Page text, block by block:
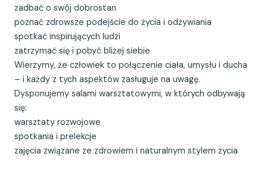
zadbać o swój dobrostan
poznać zdrowsze podejście do życia i odżywiania
spotkać inspirujących ludzi
zatrzymać się i pobyć bliżej siebie
Wierzymy, że człowiek to połączenie ciała, umysłu i ducha
– i każdy z tych aspektów zasługuje na uwagę.
Dysponujemy salami warsztatowymi, w których odbywają
się:
warsztaty rozwojowe
spotkania i prelekcje
zajęcia związane ze zdrowiem i naturalnym stylem życia